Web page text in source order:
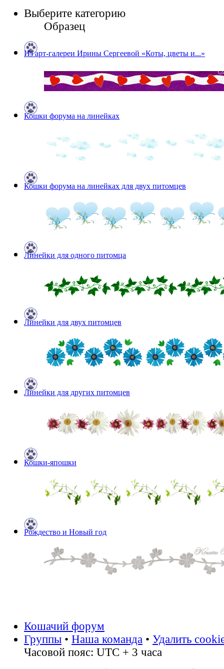
Выберите категорию
Образец
Из арт-галереи Ирины Сергеевой «Коты, цветы и...»
Кошки форума на линейках
Кошки форума на линейках для двух питомцев
Линейки для одного питомца
Линейки для двух питомцев
Линейки для других питомцев
Кошки-япошки
Рождество и Новый год
Кошачий форум
Группы • Наша команда • Удалить
Часовой пояс: UTC + 3 часа